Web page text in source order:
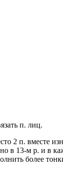
п. лиц.
2 п. вместе
в 13-м р. и в
более